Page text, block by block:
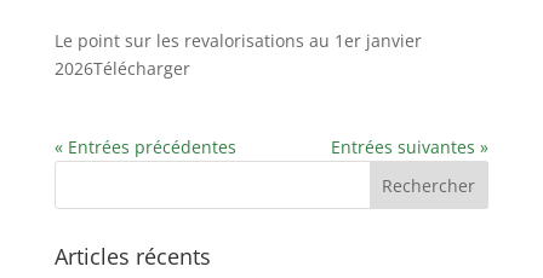
Le point sur les revalorisations au 1er janvier
2026Télécharger
« Entrées précédentes Entrées suivantes »
Articles récents